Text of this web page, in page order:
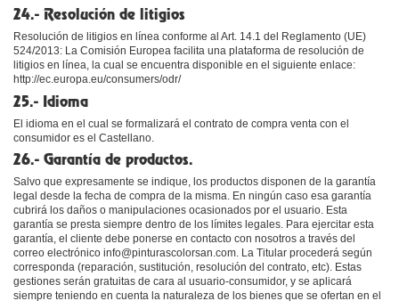
24.- Resolución de litigios
Resolución de litigios en línea conforme al Art. 14.1 del Reglamento (UE)
524/2013: La Comisión Europea facilita una plataforma de resolución de
litigios en línea, la cual se encuentra disponible en el siguiente enlace:
http://ec.europa.eu/consumers/odr/
25.- Idioma
El idioma en el cual se formalizará el contrato de compra venta con el
consumidor es el Castellano.
26.- Garantía de productos.
Salvo que expresamente se indique, los productos disponen de la garantía
legal desde la fecha de compra de la misma. En ningún caso esa garantía
cubrirá los daños o manipulaciones ocasionados por el usuario. Esta
garantía se presta siempre dentro de los límites legales. Para ejercitar esta
garantía, el cliente debe ponerse en contacto con nosotros a través del
correo electrónico info@pinturascolorsan.com. La Titular procederá según
corresponda (reparación, sustitución, resolución del contrato, etc). Estas
gestiones serán gratuitas de cara al usuario-consumidor, y se aplicará
siempre teniendo en cuenta la naturaleza de los bienes que se ofertan en el